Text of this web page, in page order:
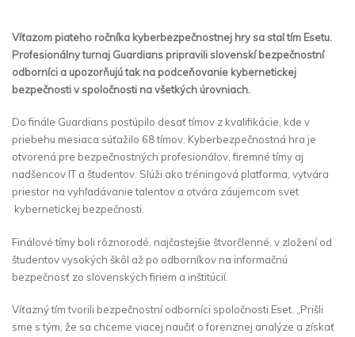
Víťazom piateho ročníka kyberbezpečnostnej hry sa stal tím Esetu.
Profesionálny turnaj Guardians pripravili slovenskí bezpečnostní
odborníci a upozorňujú tak na podceňovanie kybernetickej
bezpečnosti v spoločnosti na všetkých úrovniach.
Do finále Guardians postúpilo desať tímov z kvalifikácie, kde v
priebehu mesiaca súťažilo 68 tímov. Kyberbezpečnostná hra je
otvorená pre bezpečnostných profesionálov, firemné tímy aj
nadšencov IT a študentov. Slúži ako tréningová platforma, vytvára
priestor na vyhľadávanie talentov a otvára záujemcom svet
kybernetickej bezpečnosti.
Finálové tímy boli rôznorodé, najčastejšie štvorčlenné, v zložení od
študentov vysokých škôl až po odborníkov na informačnú
bezpečnosť zo slovenských firiem a inštitúcií.
Víťazný tím tvorili bezpečnostní odborníci spoločnosti Eset. „Prišli
sme s tým, že sa chceme viacej naučiť o forenznej analýze a získať